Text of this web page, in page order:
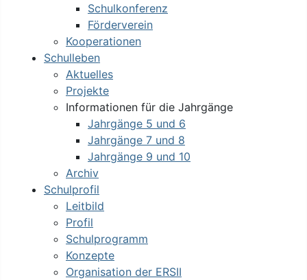
Schulkonferenz
Förderverein
Kooperationen
Schulleben
Aktuelles
Projekte
Informationen für die Jahrgänge
Jahrgänge 5 und 6
Jahrgänge 7 und 8
Jahrgänge 9 und 10
Archiv
Schulprofil
Leitbild
Profil
Schulprogramm
Konzepte
Organisation der ERSII